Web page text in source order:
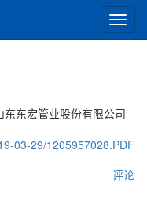
切
换
东宏管业股份有限公司
03-29/1205957028.PDF
评论